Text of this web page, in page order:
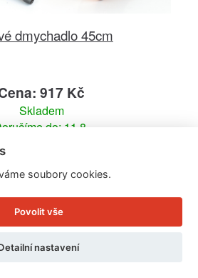
dmychadlo 45cm
917 Kč
Skladem
do: 11.8.
soubory cookies.
Povolit vše
nastavení